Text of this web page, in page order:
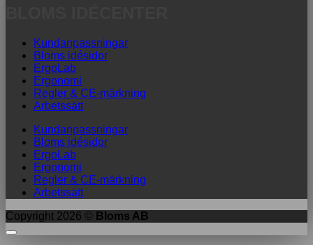
Kundanpassningar
Bloms idésidor
ErgoLab
Ergonomi
Regler & CE-märkning
Arbetssätt
Kundanpassningar
Bloms idésidor
ErgoLab
Ergonomi
Regler & CE-märkning
Arbetssätt
Copyright 2026 © Bloms AB